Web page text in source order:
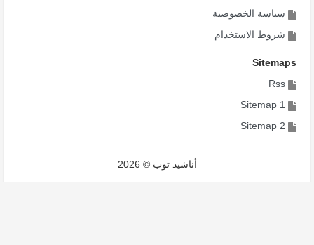
سياسة الخصوصية
شروط الاستخدام
Sitemaps
Rss
Sitemap 1
Sitemap 2
أناشيد توب © 2026